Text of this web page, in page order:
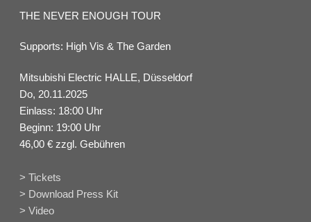
THE NEVER ENOUGH TOUR
Supports: High Vis & The Garden
Mitsubishi Electric HALLE, Düsseldorf
Do, 20.11.2025
Einlass: 18:00 Uhr
Beginn: 19:00 Uhr
46,00 € zzgl. Gebühren
> Tickets
> Download Press Kit
> Video